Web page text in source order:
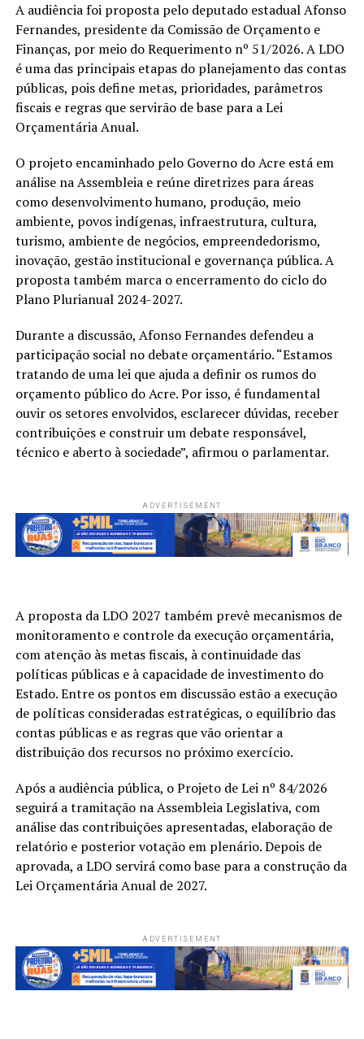
A audiência foi proposta pelo deputado estadual Afonso
Fernandes, presidente da Comissão de Orçamento e
Finanças, por meio do Requerimento nº 51/2026. A LDO
é uma das principais etapas do planejamento das contas
públicas, pois define metas, prioridades, parâmetros
fiscais e regras que servirão de base para a Lei
Orçamentária Anual.
O projeto encaminhado pelo Governo do Acre está em
análise na Assembleia e reúne diretrizes para áreas
como desenvolvimento humano, produção, meio
ambiente, povos indígenas, infraestrutura, cultura,
turismo, ambiente de negócios, empreendedorismo,
inovação, gestão institucional e governança pública. A
proposta também marca o encerramento do ciclo do
Plano Plurianual 2024-2027.
Durante a discussão, Afonso Fernandes defendeu a
participação social no debate orçamentário. “Estamos
tratando de uma lei que ajuda a definir os rumos do
orçamento público do Acre. Por isso, é fundamental
ouvir os setores envolvidos, esclarecer dúvidas, receber
contribuições e construir um debate responsável,
técnico e aberto à sociedade”, afirmou o parlamentar.
ADVERTISEMENT
A proposta da LDO 2027 também prevê mecanismos de
monitoramento e controle da execução orçamentária,
com atenção às metas fiscais, à continuidade das
políticas públicas e à capacidade de investimento do
Estado. Entre os pontos em discussão estão a execução
de políticas consideradas estratégicas, o equilíbrio das
contas públicas e as regras que vão orientar a
distribuição dos recursos no próximo exercício.
Após a audiência pública, o Projeto de Lei nº 84/2026
seguirá a tramitação na Assembleia Legislativa, com
análise das contribuições apresentadas, elaboração de
relatório e posterior votação em plenário. Depois de
aprovada, a LDO servirá como base para a construção da
Lei Orçamentária Anual de 2027.
ADVERTISEMENT